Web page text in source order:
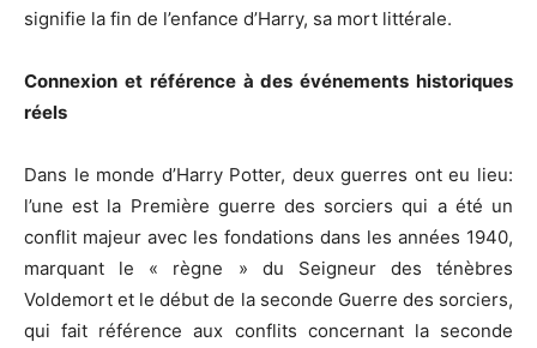
signifie la fin de l’enfance d’Harry, sa mort littérale.
Connexion et référence à des événements historiques
réels
Dans le monde d’Harry Potter, deux guerres ont eu lieu:
l’une est la Première guerre des sorciers qui a été un
conflit majeur avec les fondations dans les années 1940,
marquant le « règne » du Seigneur des ténèbres
Voldemort et le début de la seconde Guerre des sorciers,
qui fait référence aux conflits concernant la seconde